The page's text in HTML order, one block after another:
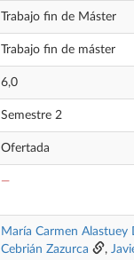
Trabajo fin de Máster
Trabajo fin de máster
6,0
Semestre 2
Ofertada
—
María Carmen Alastuey
Cebrián Zazurca
,